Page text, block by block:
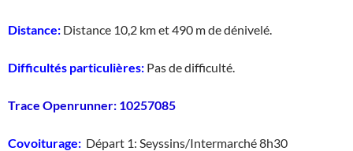
Distance: Distance 10,2 km et 490 m de dénivelé.
Difficultés particulières: Pas de difficulté.
Trace Openrunner: 10257085
Covoiturage: Départ 1: Seyssins/Intermarché 8h30